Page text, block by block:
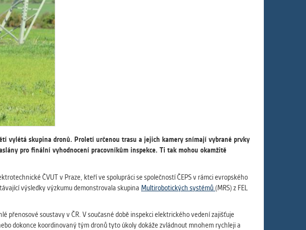
údajů, které nám
cookies systémů třetích
a cílení obsahu podle
třetích stran, které nám s
do některé z kategorií
vylétá skupina dronů. Proletí určenou trasu a jejich kamery snímají vybrané prvky
pro finální vyhodnocení pracovníkům inspekce. Ti tak mohou okamžitě
ČVUT v Praze, kteří ve spolupráci se společností ČEPS v rámci evropského
výsledky výzkumu demonstrovala skupina Multirobotických systémů (MRS) z FEL
soustavy v ČR. V současné době inspekci elektrického vedení zajišťuje
dokonce koordinovaný tým dronů tyto úkoly dokáže zvládnout mnohem rychleji a